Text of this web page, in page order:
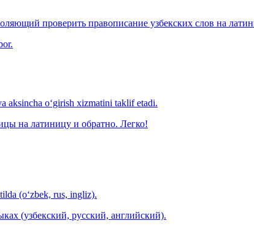
проверить правописание узбекских слов на
o‘girish xizmatini taklif etadi.
на латиницу и обратно. Легко!
(o‘zbek, rus, ingliz).
(узбекский, русский, английский).